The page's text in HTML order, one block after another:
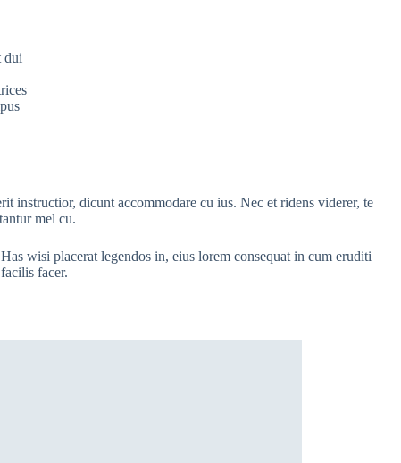
dui
instructior, dicunt accommodare cu ius. Nec et ridens viderer, te
mel cu.
Has wisi placerat legendos in, eius lorem consequat in cum eruditi
facilis facer.